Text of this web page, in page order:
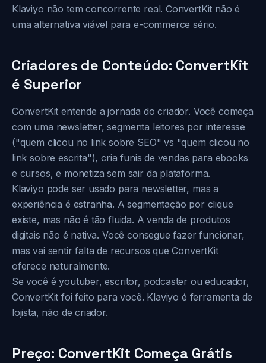
Klaviyo não tem concorrente real. ConvertKit não é
uma alternativa viável para e-commerce sério.
Criadores de Conteúdo: ConvertKit
é Superior
ConvertKit entende a jornada do criador. Você começa
com uma newsletter, segmenta leitores por interesse
("quem clicou no link sobre SEO" vs "quem clicou no
link sobre escrita"), cria funis de vendas para ebooks
e cursos, e monetiza sem sair da plataforma.
Klaviyo pode ser usado para newsletter, mas a
experiência é estranha. A segmentação por clique
existe, mas não é tão fluida. A venda de produtos
digitais não é nativa. Você consegue fazer funcionar,
mas vai sentir falta de recursos que ConvertKit
oferece naturalmente.
Se você é youtuber, escritor, podcaster ou educador,
ConvertKit foi feito para você. Klaviyo é ferramenta de
lojista, não de criador.
Preço: ConvertKit Começa Grátis